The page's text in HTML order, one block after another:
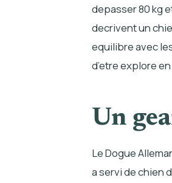
depasser 80 kg
decrivent un
equilibre avec
d’etre explore
Un
Le Dogue
a servi de chien